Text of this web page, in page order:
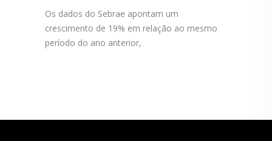
Os dados do Sebrae apontam um
crescimento de 19% em relação ao mesmo
período do ano anterior,